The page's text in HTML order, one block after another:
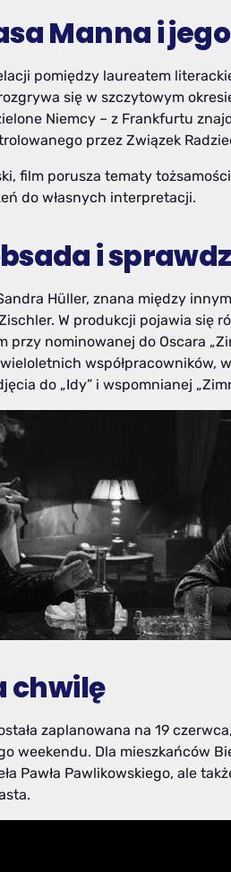
Manna i
pomiędzy laureatem
się w szczytowym
Niemcy – z Frankfurtu
przez Związek
film porusza tematy
do własnych interpretacji.
i
Hüller, znana między
W produkcji pojawia się
przy nominowanej do Oscara
współpracowników,
do „Idy” i wspomnianej
chwilę
zaplanowana na 19
weekendu. Dla mieszkańców
Pawła Pawlikowskiego, ale